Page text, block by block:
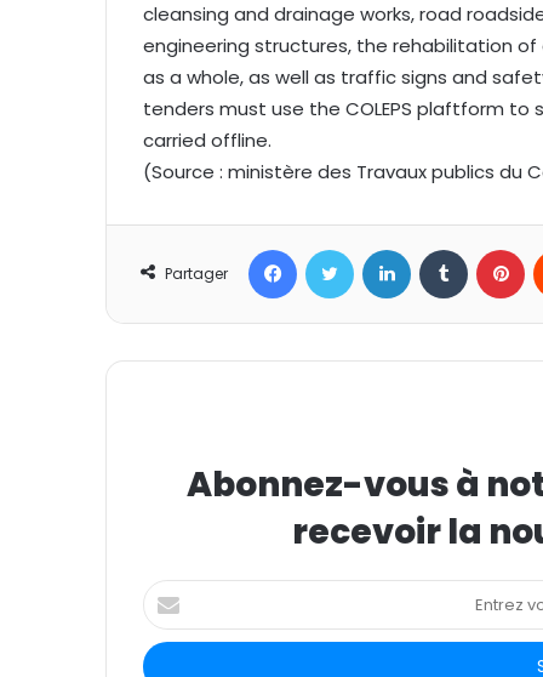
cleansing and drainage works, road
engineering structures, the rehabilitation
as a whole, as well as traffic signs and
tenders must use the COLEPS plaftform
carried offline.
(Source : ministère des Travaux publics du
Partager
Abonnez-vous à
recevoir la
E
n
r